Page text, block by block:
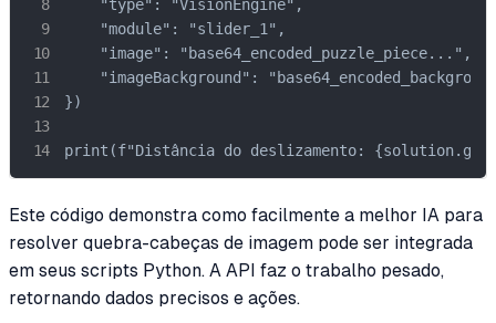
    "type": "VisionEngine",
    "module": "slider_1",
    "image": "base64_encoded_puzzle_piece...",
"imageBackground":
})
print(f"Distância do deslizamento:
Este código demonstra como facilmente a melhor IA para
resolver quebra-cabeças de imagem pode ser integrada
em seus scripts Python. A API faz o trabalho pesado,
retornando dados precisos e ações.